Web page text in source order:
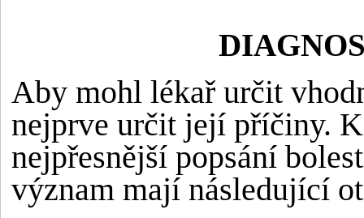
Aby mohl lékař určit
nejprve určit její příčiny.
nejpřesnější popsání
význam mají následující